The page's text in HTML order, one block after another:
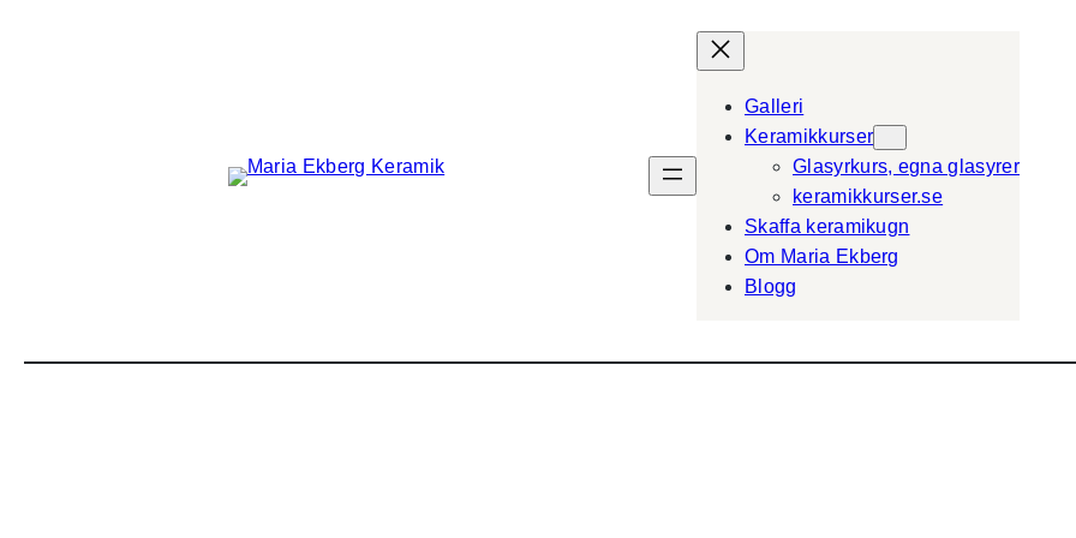
Galleri
Keramikkurser
Glasyrkurs, egna glasyrer
keramikkurser.se
Skaffa keramikugn
Om Maria Ekberg
Blogg